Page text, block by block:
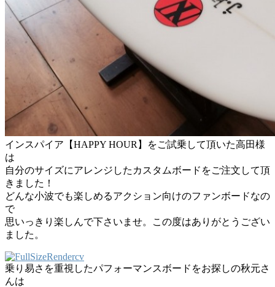
インスパイア【HAPPY HOUR】をご試乗して頂いた高田様
は
自分のサイズにアレンジしたカスタムボードをご注文して頂
きました！
どんな小波でも楽しめるアクション向けのファンボードなの
で
思いっきり楽しんで下さいませ。この度はありがとうござい
ました。
乗り易さを重視したパフォーマンスボードをお探しの秋元さ
んは